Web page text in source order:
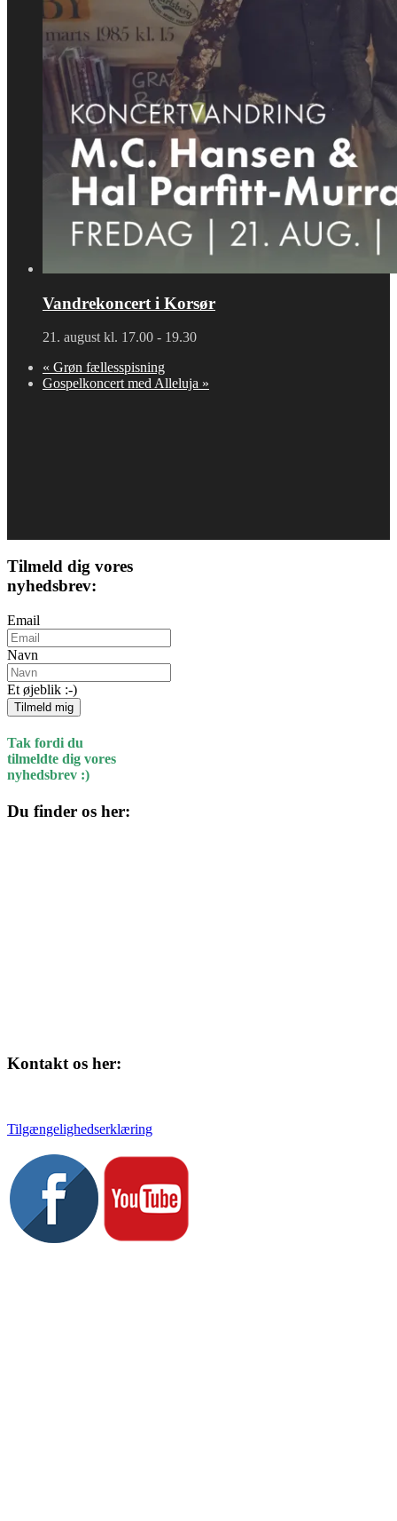
Vandrekoncert i Korsør
21. august kl. 17.00 - 19.30
« Grøn fællesspisning
Gospelkoncert med Alleluja »
Tilmeld dig vores
nyhedsbrev:
Email
Navn
Et øjeblik :-)
Tilmeld mig
Tak fordi du
tilmeldte dig vores
nyhedsbrev :)
Du finder os her:
Kontakt os her:
Tilgængelighedserklæring